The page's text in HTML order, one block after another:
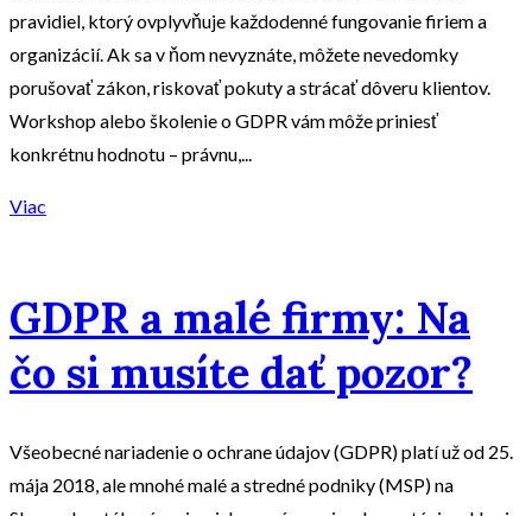
pravidiel, ktorý ovplyvňuje každodenné fungovanie firiem a
organizácií. Ak sa v ňom nevyznáte, môžete nevedomky
porušovať zákon, riskovať pokuty a strácať dôveru klientov.
Workshop alebo školenie o GDPR vám môže priniesť
konkrétnu hodnotu – právnu,...
Viac
GDPR a malé firmy: Na
čo si musíte dať pozor?
Všeobecné nariadenie o ochrane údajov (GDPR) platí už od 25.
mája 2018, ale mnohé malé a stredné podniky (MSP) na